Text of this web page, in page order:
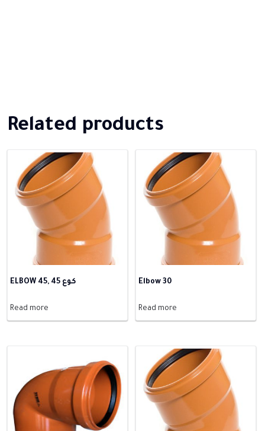
Related products
ELBOW 45, كوع 45
Read more
Elbow 30
Read more